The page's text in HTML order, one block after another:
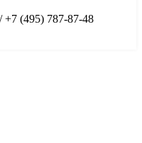
(495) 787-87-48